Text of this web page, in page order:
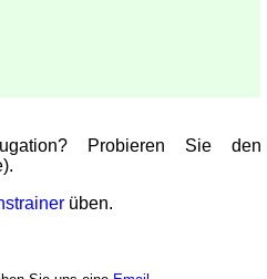
Probieren Sie den
üben.